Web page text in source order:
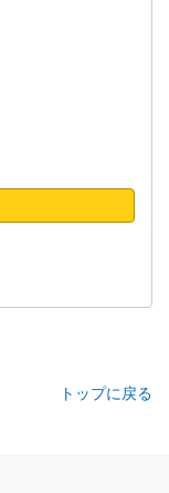
トップに戻る